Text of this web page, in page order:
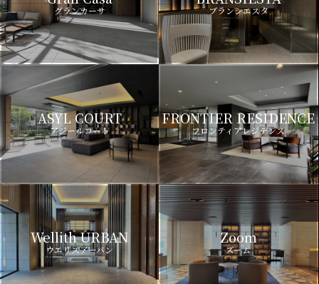
グランカーサ ブランシエスタ
ASYL COURT
アジールコート
FRONTIER RESIDENCE
フロンティアレジデンス
Wellith URBAN
ウエリスアーバン
Zoom
ズーム